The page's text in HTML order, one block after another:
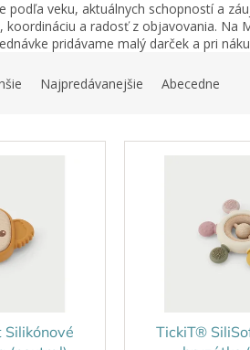
podľa veku, aktuálnych schopností a
a radosť z objavovania. Na
pridávame malý darček a pri
Najpredávanejšie Abecedne
TickiT®